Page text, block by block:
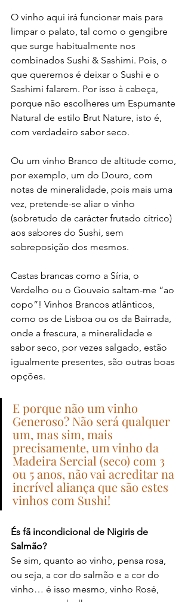
O vinho aqui irá funcionar mais para
limpar o palato, tal como o gengibre
que surge habitualmente nos
combinados Sushi & Sashimi. Pois, o
que queremos é deixar o Sushi e o
Sashimi falarem. Por isso à cabeça,
porque não escolheres um Espumante
Natural de estilo Brut Nature, isto é,
com verdadeiro sabor seco.
Ou um vinho Branco de altitude como,
por exemplo, um do Douro, com
notas de mineralidade, pois mais uma
vez, pretende-se aliar o vinho
(sobretudo de carácter frutado cítrico)
aos sabores do Sushi, sem
sobreposição dos mesmos.
Castas brancas como a Síria, o
Verdelho ou o Gouveio saltam-me “ao
copo”! Vinhos Brancos atlânticos,
como os de Lisboa ou os da Bairrada,
onde a frescura, a mineralidade e
sabor seco, por vezes salgado, estão
igualmente presentes, são outras boas
opções.
E porque não um vinho
Generoso? Não será qualquer
um, mas sim, mais
precisamente, um vinho da
Madeira Sercial (seco) com 3
ou 5 anos, não vai acreditar na
incrível aliança que são estes
vinhos com Sushi!
És fã incondicional de Nigiris de
Salmão?
Se sim, quanto ao vinho, pensa rosa,
ou seja, a cor do salmão e a cor do
vinho… é isso mesmo, vinho Rosé,